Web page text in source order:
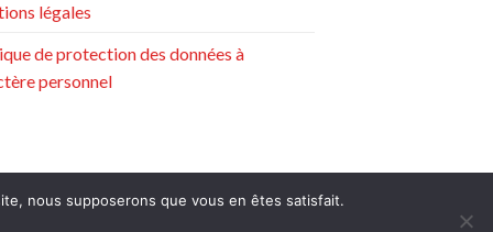
légales
de protection des données à
personnel
nous supposerons que vous en êtes satisfait.